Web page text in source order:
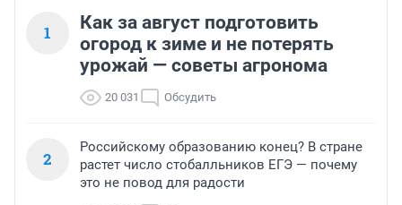
1
Как за август подготовить
огород к зиме и не потерять
урожай — советы агронома
20 031 Обсудить
2
Российскому образованию конец? В стране
растет число стобалльников ЕГЭ — почему
это не повод для радости